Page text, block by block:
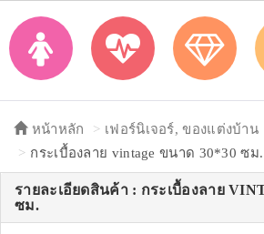
หน้าหลัก เฟอร์นิเจอร์, ของแต่งบ้าน
กระเบื้องลาย vintage ขนาด 30*30 ซม.
รายละเอียดสินค้า : กระเบื้องลาย
ซม.